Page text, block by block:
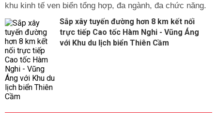
khu kinh tế ven biển tổng hợp, đa ngành, đa chức năng.
Sắp xây tuyến đường hơn 8 km kết nối
trực tiếp Cao tốc Hàm Nghi - Vũng Áng
với Khu du lịch biển Thiên Cầm